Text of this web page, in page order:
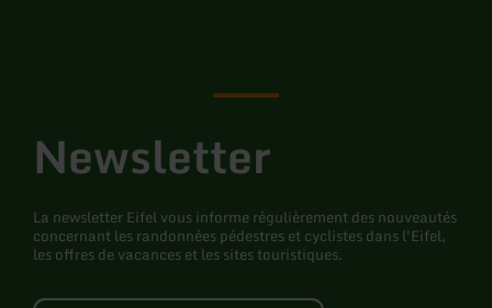
Newsletter
La newsletter Eifel vous informe régulièrement des nouveautés
concernant les randonnées pédestres et cyclistes dans l'Eifel,
les offres de vacances et les sites touristiques.